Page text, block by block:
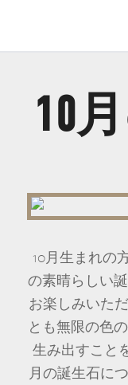
10
10月生まれの
の素晴らしい
お楽しみいた
とも無限の色
生み出すこと
月の誕生石に